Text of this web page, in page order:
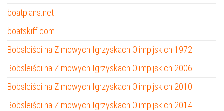
boatplans.net
boatskiff.com
Bobsleiści na Zimowych Igrzyskach Olimpijskich 1972
Bobsleiści na Zimowych Igrzyskach Olimpijskich 2006
Bobsleiści na Zimowych Igrzyskach Olimpijskich 2010
Bobsleiści na Zimowych Igrzyskach Olimpijskich 2014